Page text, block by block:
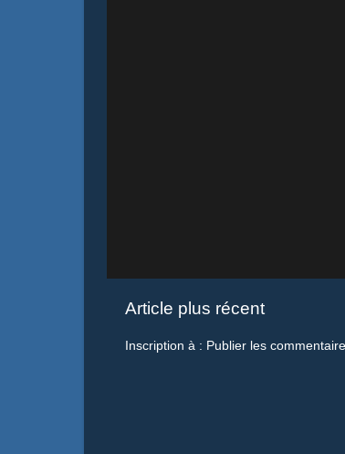
Article plus récent
Inscription à : Publier les